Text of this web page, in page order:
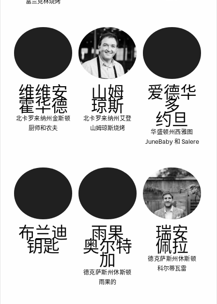
富兰克林烧烤
维维安
霍华德
北卡罗来纳州金斯顿
厨师和农夫
山姆
琼斯
北卡罗来纳州艾登
山姆琼斯烧烤
爱德华
多
约旦
华盛顿州西雅图
JuneBaby 和 Salere
布兰迪
钥匙
雨果
奥尔特
加
德克萨斯州休斯顿
雨果的
瑞安
佩拉
德克萨斯州休斯顿
科尔蒂瓦雷